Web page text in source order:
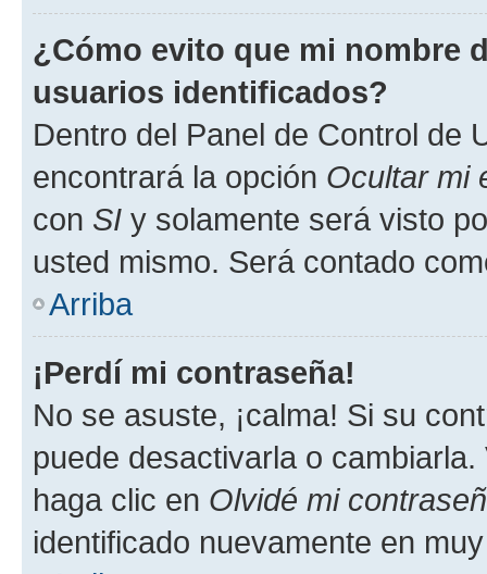
¿Cómo evito que mi nombre
usuarios identificados?
Dentro del Panel de Control de
encontrará la opción Ocultar mi
con SI y solamente será visto
usted mismo. Será contado
Arriba
¡Perdí mi contraseña!
No se asuste, ¡calma! Si su
puede desactivarla o
haga clic en Olvidé mi
identificado nuevamente en